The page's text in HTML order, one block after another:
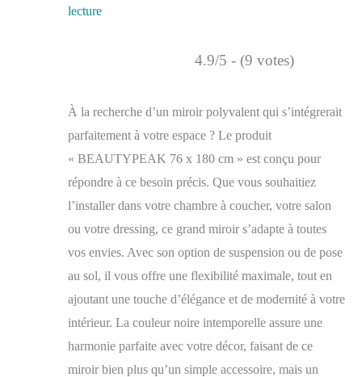
lecture
4.9/5 - (9 votes)
À la recherche d’un miroir polyvalent qui s’intégrerait
parfaitement à votre espace ? Le produit
« BEAUTYPEAK 76 x 180 cm » est conçu pour
répondre à ce besoin précis. Que vous souhaitiez
l’installer dans votre chambre à coucher, votre salon
ou votre dressing, ce grand miroir s’adapte à toutes
vos envies. Avec son option de suspension ou de pose
au sol, il vous offre une flexibilité maximale, tout en
ajoutant une touche d’élégance et de modernité à votre
intérieur. La couleur noire intemporelle assure une
harmonie parfaite avec votre décor, faisant de ce
miroir bien plus qu’un simple accessoire, mais un